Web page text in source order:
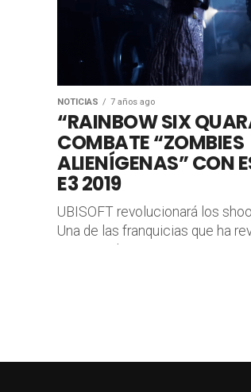
NOTICIAS 7 años ago
“RAINBOW SIX
COMBATE “ZOMBIES
ALIENÍGENAS” CON
E3 2019
UBISOFT revolucionará los
Una de las franquicias que ha